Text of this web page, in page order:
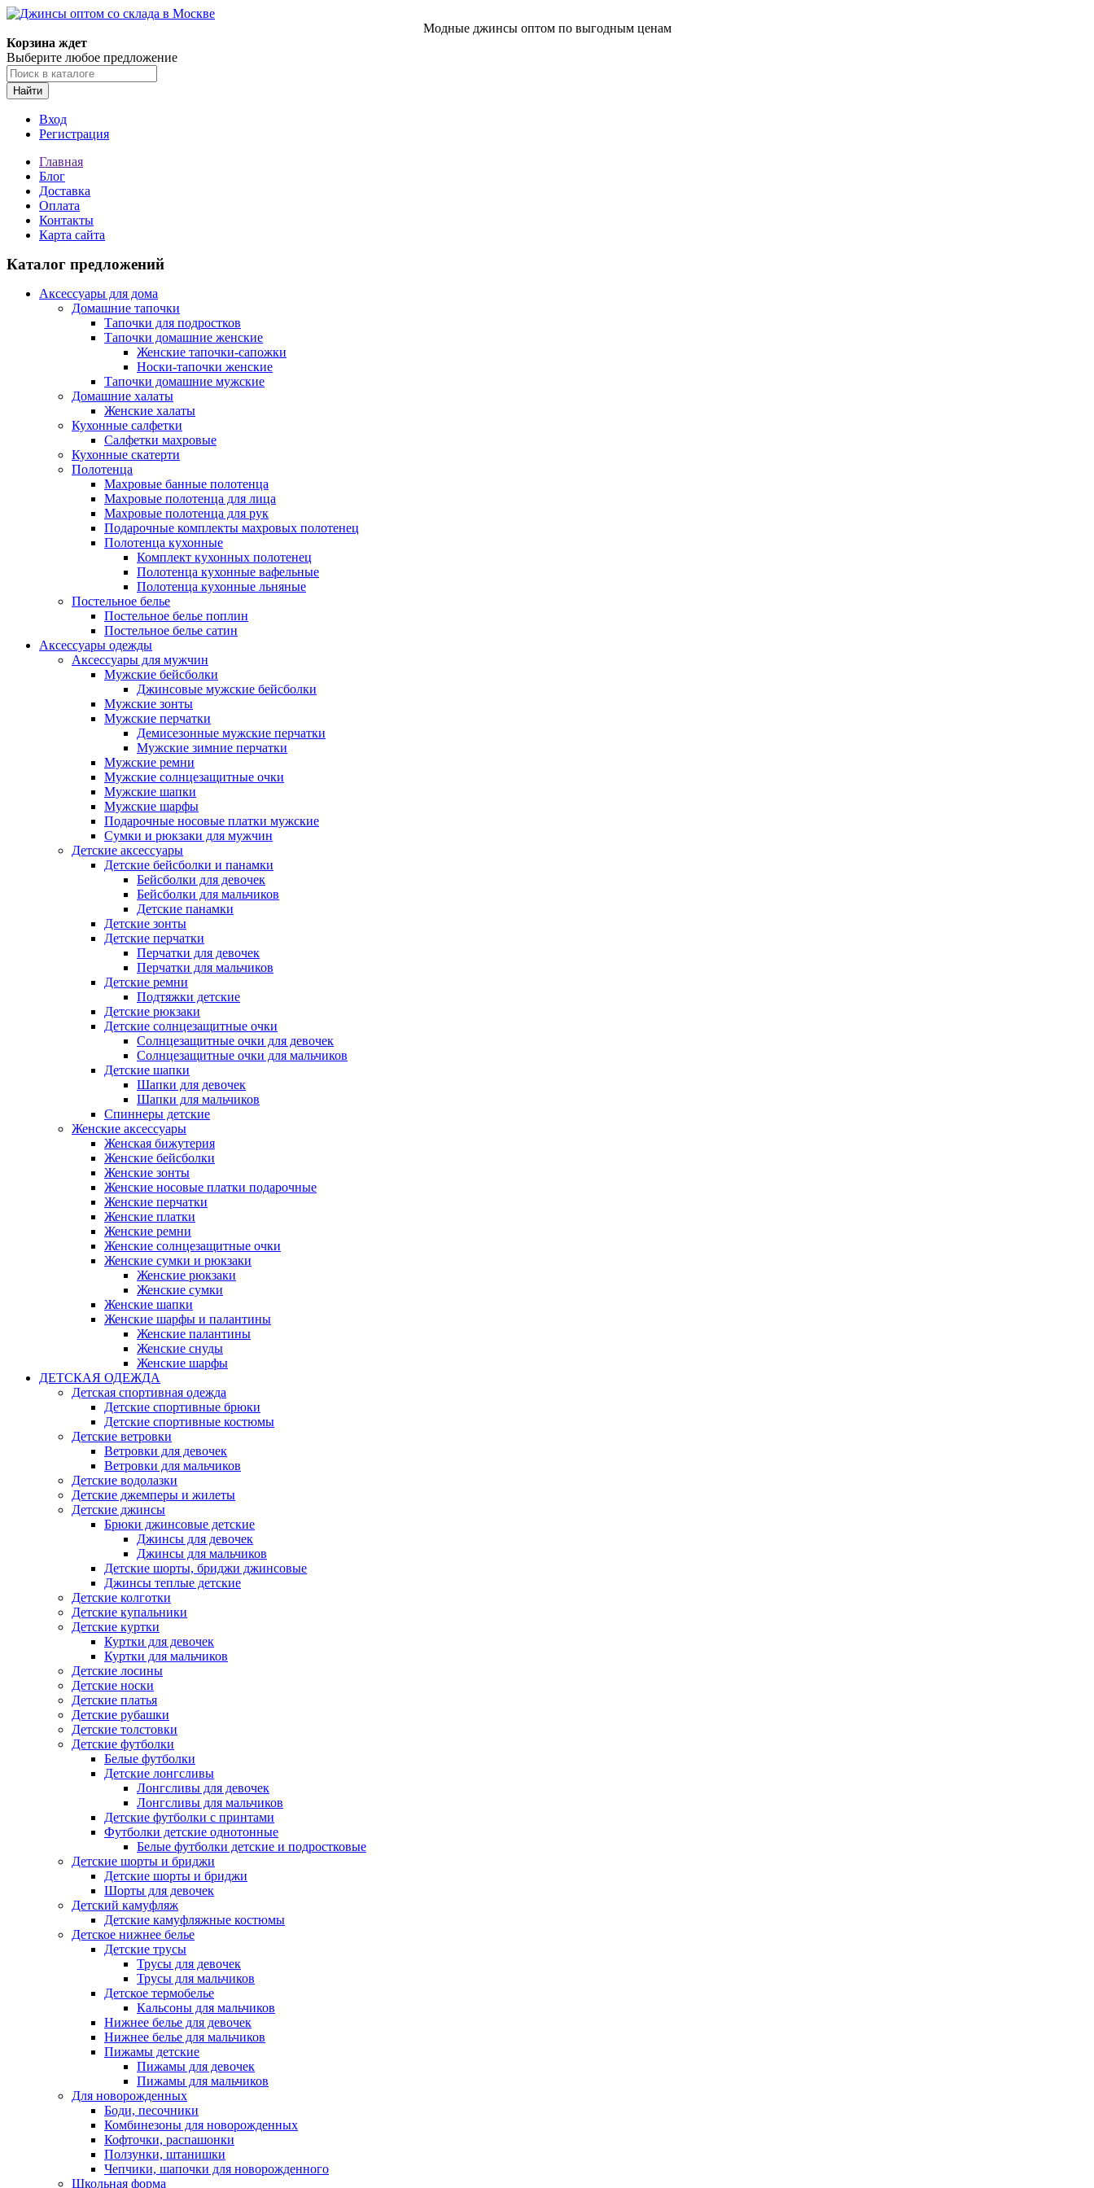
Модные джинсы оптом по выгодным ценам
Корзина ждет
Выберите любое предложение
Найти
Вход
Регистрация
Главная
Блог
Доставка
Оплата
Контакты
Карта сайта
Каталог предложений
Аксессуары для дома
Домашние тапочки
Тапочки для подростков
Тапочки домашние женские
Женские тапочки-сапожки
Носки-тапочки женские
Тапочки домашние мужские
Домашние халаты
Женские халаты
Кухонные салфетки
Салфетки махровые
Кухонные скатерти
Полотенца
Махровые банные полотенца
Махровые полотенца для лица
Махровые полотенца для рук
Подарочные комплекты махровых полотенец
Полотенца кухонные
Комплект кухонных полотенец
Полотенца кухонные вафельные
Полотенца кухонные льняные
Постельное белье
Постельное белье поплин
Постельное белье сатин
Аксессуары одежды
Аксессуары для мужчин
Мужские бейсболки
Джинсовые мужские бейсболки
Мужские зонты
Мужские перчатки
Демисезонные мужские перчатки
Мужские зимние перчатки
Мужские ремни
Мужские солнцезащитные очки
Мужские шапки
Мужские шарфы
Подарочные носовые платки мужские
Сумки и рюкзаки для мужчин
Детские аксессуары
Детские бейсболки и панамки
Бейсболки для девочек
Бейсболки для мальчиков
Детские панамки
Детские зонты
Детские перчатки
Перчатки для девочек
Перчатки для мальчиков
Детские ремни
Подтяжки детские
Детские рюкзаки
Детские солнцезащитные очки
Солнцезащитные очки для девочек
Солнцезащитные очки для мальчиков
Детские шапки
Шапки для девочек
Шапки для мальчиков
Спиннеры детские
Женские аксессуары
Женская бижутерия
Женские бейсболки
Женские зонты
Женские носовые платки подарочные
Женские перчатки
Женские платки
Женские ремни
Женские солнцезащитные очки
Женские сумки и рюкзаки
Женские рюкзаки
Женские сумки
Женские шапки
Женские шарфы и палантины
Женские палантины
Женские снуды
Женские шарфы
ДЕТСКАЯ ОДЕЖДА
Детская спортивная одежда
Детские спортивные брюки
Детские спортивные костюмы
Детские ветровки
Ветровки для девочек
Ветровки для мальчиков
Детские водолазки
Детские джемперы и жилеты
Детские джинсы
Брюки джинсовые детские
Джинсы для девочек
Джинсы для мальчиков
Детские шорты, бриджи джинсовые
Джинсы теплые детские
Детские колготки
Детские купальники
Детские куртки
Куртки для девочек
Куртки для мальчиков
Детские лосины
Детские носки
Детские платья
Детские рубашки
Детские толстовки
Детские футболки
Белые футболки
Детские лонгсливы
Лонгсливы для девочек
Лонгсливы для мальчиков
Детские футболки с принтами
Футболки детские однотонные
Белые футболки детские и подростковые
Детские шорты и бриджи
Детские шорты и бриджи
Шорты для девочек
Детский камуфляж
Детские камуфляжные костюмы
Детское нижнее белье
Детские трусы
Трусы для девочек
Трусы для мальчиков
Детское термобелье
Кальсоны для мальчиков
Нижнее белье для девочек
Нижнее белье для мальчиков
Пижамы детские
Пижамы для девочек
Пижамы для мальчиков
Для новорожденных
Боди, песочники
Комбинезоны для новорожденных
Кофточки, распашонки
Ползунки, штанишки
Чепчики, шапочки для новорожденного
Школьная форма